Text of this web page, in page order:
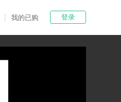
登录
我的已购